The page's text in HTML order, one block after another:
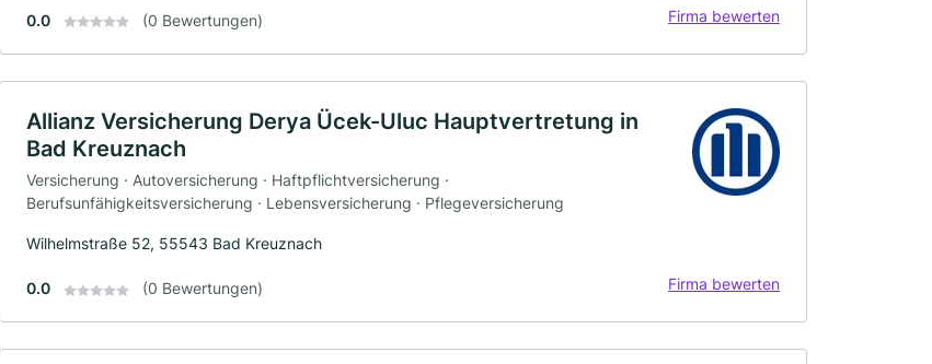
0.0 (0 Bewertungen) Firma bewerten
Allianz Versicherung Derya Ücek-Uluc Hauptvertretung in
Bad Kreuznach
Versicherung · Autoversicherung · Haftpflichtversicherung ·
Berufsunfähigkeitsversicherung · Lebensversicherung · Pflegeversicherung
Wilhelmstraße 52, 55543 Bad Kreuznach
0.0 (0 Bewertungen) Firma bewerten